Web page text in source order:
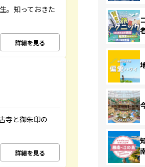
。知っておきた
詳細を見る
寺と御朱印の
詳細を見る